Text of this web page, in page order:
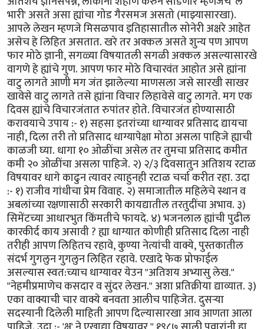
भारी' असते असा ह्यांचा गोड गैरसमज असतो (माझ्यासारखा).
आपले लेखन म्हणजे मिसळपाव इतिहासातील सोनेरी अक्षरे आहेत
असेच हे लिहित असतात. खरे तर अक्कल असते शुन्य पण आपण
फार मोठे ज्ञानी, सगळ्या विषयातली सगळी अक्कल असल्यासारखे
वागणे हे ह्यांचे गुण. आपण फार मोठे विचारवंत आहोत असे ह्यांना
वाटु लागते आणी मग जंत झालेल्या माणसला जसे सारखी साखर
खावेसे वाटु लागते तसे ह्यांना विचार लिहावेसे वाटु लागते. मग एक
दिवस ह्यांचे विचारजंतात रुपांतर होते. विचारजंत होण्यासाठी
करावयाचे उपाय :- १) सहसा इतरांच्या धाग्यावर प्रतिसाद द्यायचा
नाही, दिला तरी तो प्रतिसाद धाग्यापेक्षा मोठा असला पाहिजे ह्याची
काळजी घ्या. धागा १० ओळींचा असेल तर तुमचा प्रतिसाद कमीत
कमी २० ओळींचा असला पाहिजे. २) २/३ दिवसातुन अतिशय रटाळ
विषयावर धागे काढुन त्यावर त्याहुनही रटाळ चर्चा करीत रहा. उदा
:- १) राजीव गांधीचा प्रेम विवाह. २) समाजातील महिलेचे स्थान व
अबलांच्या रक्षणासाठी सरकारी कायद्यातील तरतुदींचा अभाव. ३)
सिमेंटच्या आधारभुत किंमतीचे फायदे. ४) भजनलाल ह्यांची पुढील
कारकीर्द काय असावी ? ह्या धाग्यात कोणीही प्रतिसाद दिला नाही
तरीही आपण लिहितच रहावे, कुण्या नेत्यांची वाक्ये, पुस्तकातील
संदर्भ गुगलुन गुगलुन लिहित रहावे. एखादे फेक प्रोफाईल
असल्यास स्वत:च्याच धाग्यावर येउन "अतिशय अभ्यासु लेख."
"नेहमीप्रमाणेच कसदार व सुंदर लेखन." अशा प्रतिक्रीया द्याव्यात. ३)
एका वाक्याची चार वाक्ये बनवता आलीच पाहिजेत. दुसर्‍या
सदस्यानी दिलेली माहिती आपण दिल्यासारखा आव आणता आला